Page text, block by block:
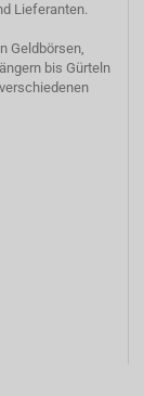
Lieferanten.
Geldbörsen,
bis Gürteln